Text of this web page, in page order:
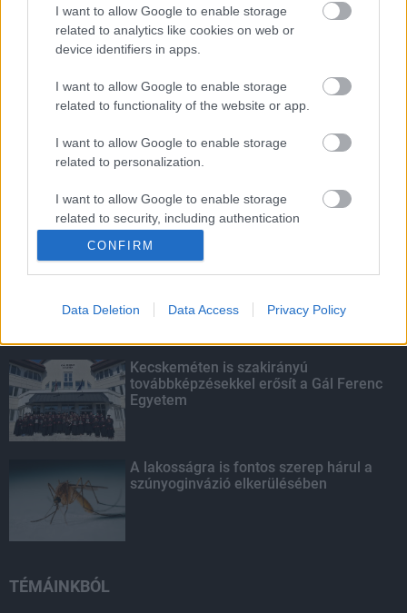
I want to allow Google to enable storage
related to analytics like cookies on web or
device identifiers in apps.
I want to allow Google to enable storage
related to functionality of the website or app.
I want to allow Google to enable storage
related to personalization.
I want to allow Google to enable storage
related to security, including authentication
CONFIRM
Data Deletion Data Access Privacy Policy
Amire többmillióan vártunk: szombattól
másodfokúra csökken a riasztás
Életmentés másképp
KIEMELT
Megérkezett az eső a Duna
Kecskeméten is szakirányú
továbbképzésekkel erősít a Gál Ferenc
Egyetem
A lakosságra is fontos szerep hárul a
szúnyoginvázió elkerülésében
TÉMÁINKBÓL